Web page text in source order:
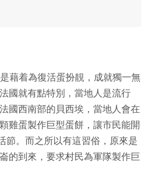
藉着為復活蛋扮靚，成就獨一無
國就有點特別，當地人是流行
國西南部的貝西埃，當地人會在
雞蛋製作巨型蛋餅，讓市民能開
節。而之所以有這習俗，原來是
的到來，要求村民為軍隊製作巨